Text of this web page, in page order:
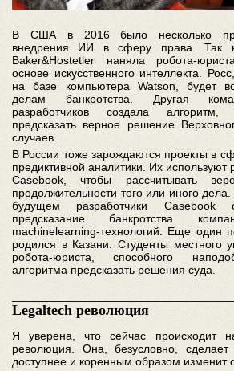
В США в 2016 было несколько
внедрения ИИ в сферу права. Так
Baker&Hostetler наняла робота-
основе искусственного интеллекта.
на базе компьютера Watson, будет
делам банкротства. Другая
разработчиков создала алгоритм,
предсказать верное решение
случаев.
В России тоже зарождаются проекты в
предиктивной аналитики. Их используют
Casebook, чтобы рассчитывать
продолжительности того или иного
будущем разработчики Casebook
предсказание банкротства
machinelearning-технологий. Еще один
родился в Казани. Студенты местного
робота-юриста, способного
алгоритма предсказать решения суда.
Legaltech революция
Я уверена, что сейчас происходит
революция. Она, безусловно, сделает
доступнее и коренным образом изменит